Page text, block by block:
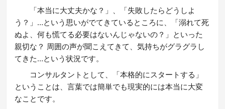
「本当に大丈夫かな？」、「失敗したらどうしよ
う？」…という思いがでてきているところに、「溺れて死
ぬよ、何も慌てる必要はないんじゃないの？」といった
親切な？ 周囲の声が聞こえてきて、気持ちがグラグラし
てきた…という状況です。
コンサルタントとして、「本格的にスタートする」
ということは、言葉では簡単でも現実的には本当に大変
なことです。